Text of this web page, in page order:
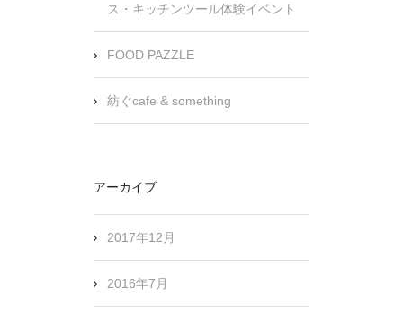
ス・キッチンツール体験イベント
FOOD PAZZLE
紡ぐcafe & something
アーカイブ
2017年12月
2016年7月